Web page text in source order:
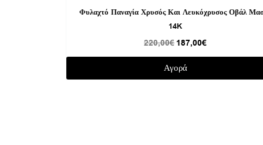
Φυλαχτό Παναγία Χρυσός Και Λευκόχρυσος Οβάλ
14K
220,00€ 187,00€
187,00€.
Αγορά